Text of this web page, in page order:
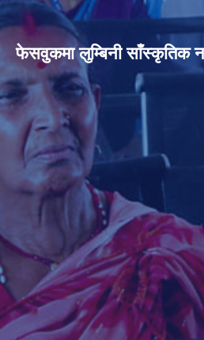
फेसवुकमा लुम्बिनी साँस्कृतिक